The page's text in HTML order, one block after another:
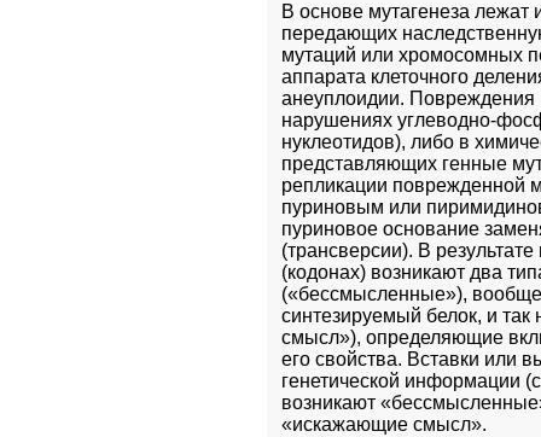
В основе мутагенеза лежат
передающих
мутаций или хромосомных
аппарата клеточного
анеуплоидии. Повреждения
нарушениях углеводно-
нуклеотидов), либо в
представляющих генные
репликации поврежденной
пуриновым или
пуриновое основание
(трансверсии). В
(кодонах) возникают два
(«бессмысленные»),
синтезируемый белок, и
смысл»), определяющие
его свойства. Вставки или
генетической информации
возникают
«искажающие смысл».